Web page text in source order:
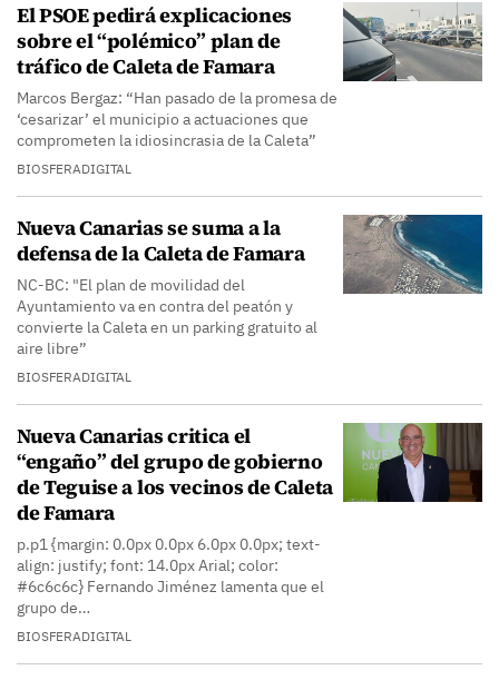
El PSOE pedirá explicaciones
sobre el “polémico” plan de
tráfico de Caleta de Famara
Marcos Bergaz: “Han pasado de la promesa de
‘cesarizar’ el municipio a actuaciones que
comprometen la idiosincrasia de la Caleta”
BIOSFERADIGITAL
Nueva Canarias se suma a la
defensa de la Caleta de Famara
NC-BC: "El plan de movilidad del
Ayuntamiento va en contra del peatón y
convierte la Caleta en un parking gratuito al
aire libre”
BIOSFERADIGITAL
Nueva Canarias critica el
“engaño” del grupo de gobierno
de Teguise a los vecinos de Caleta
de Famara
p.p1 {margin: 0.0px 0.0px 6.0px 0.0px; text-
align: justify; font: 14.0px Arial; color:
#6c6c6c} Fernando Jiménez lamenta que el
grupo de…
BIOSFERADIGITAL